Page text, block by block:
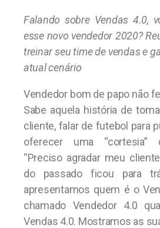
Falando sobre Vendas 4.0,
esse novo vendedor 2020?
treinar seu time de vendas e
atual cenário
Vendedor bom de papo não
Sabe aquela história de
cliente, falar de futebol para
oferecer uma “cortesia”
“Preciso agradar meu
do passado ficou para
apresentamos quem é o
chamado Vendedor 4.0
Vendas 4.0. Mostramos as